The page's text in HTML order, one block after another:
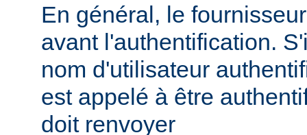
En général, le
avant l'authentification.
nom d'utilisateur
est appelé à être
doit renvoyer